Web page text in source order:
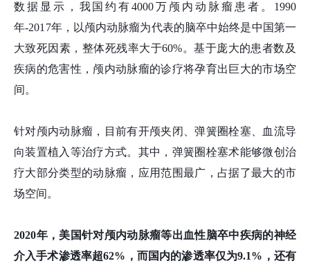
数据显示，我国约有4000万颅内动脉瘤患者。1990
年-2017年，以颅内动脉瘤为代表的脑卒中始终是中国第一
大致死因素，整体死残率大于60%。基于庞大的患者数及
疾病的危害性，颅内动脉瘤的诊疗将孕育出巨大的市场空
间。
针对颅内动脉瘤，目前有开颅夹闭、弹簧圈栓塞、血流导
向装置植入等治疗方式。其中，弹簧圈栓塞术能够微创治
疗大部分类型的动脉瘤，应用范围最广，占据了最大的市
场空间。
2020年，美国针对颅内动脉瘤等出血性脑卒中疾病的神经
介入手术渗透率超62%，而国内的渗透率仅为9.1%，还有